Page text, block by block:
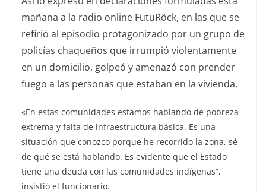
mañana a la radio online FutuRöck, en las que se
refirió al episodio protagonizado por un grupo de
policías chaqueños que irrumpió violentamente
en un domicilio, golpeó y amenazó con prender
fuego a las personas que estaban en la vivienda.
«En estas comunidades estamos hablando de pobreza
extrema y falta de infraestructura básica. Es una
situación que conozco porque he recorrido la zona, sé
de qué se está hablando. Es evidente que el Estado
tiene una deuda con las comunidades indígenas”,
insistió el funcionario.